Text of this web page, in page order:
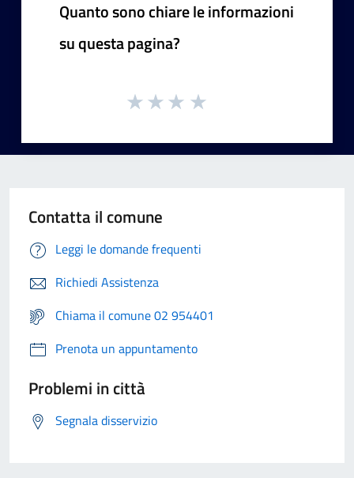
Quanto sono chiare le informazioni
su questa pagina?
Contatta il comune
Leggi le domande frequenti
Richiedi Assistenza
Chiama il comune 02 954401
Prenota un appuntamento
Problemi in città
Segnala disservizio